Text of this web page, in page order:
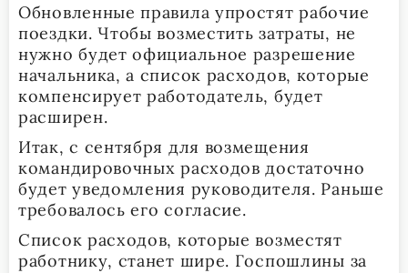
Обновленные правила упростят рабочие
поездки. Чтобы возместить затраты, не
нужно будет официальное разрешение
начальника, а список расходов, которые
компенсирует работодатель, будет
расширен.
Итак, с сентября для возмещения
командировочных расходов достаточно
будет уведомления руководителя. Раньше
требовалось его согласие.
Список расходов, которые возместят
работнику, станет шире. Госпошлины за